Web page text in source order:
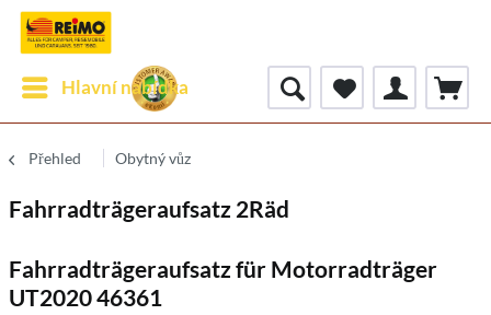
Hlavní nabídka
Přehled Obytný vůz
Fahrradträgeraufsatz 2Räd
Fahrradträgeraufsatz für Motorradträger
UT2020 46361